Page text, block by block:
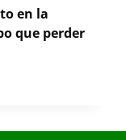
en la
que perder